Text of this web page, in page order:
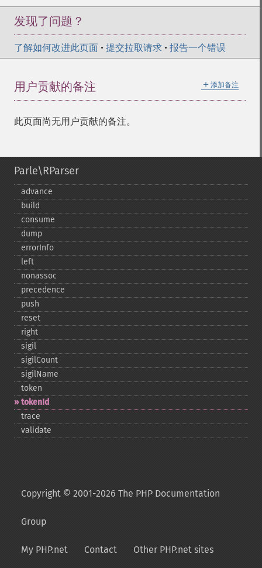
发现了问题？
了解如何改进此页面 • 提交拉取请求 • 报告一个错误
＋ 添加备注
用户贡献的备注
此页面尚无用户贡献的备注。
Parle\RParser
advance
build
consume
dump
errorInfo
left
nonassoc
precedence
push
reset
right
sigil
sigilCount
sigilName
token
tokenId
trace
validate
Copyright © 2001-2026 The PHP Documentation
Group
My PHP.net Contact Other PHP.net sites